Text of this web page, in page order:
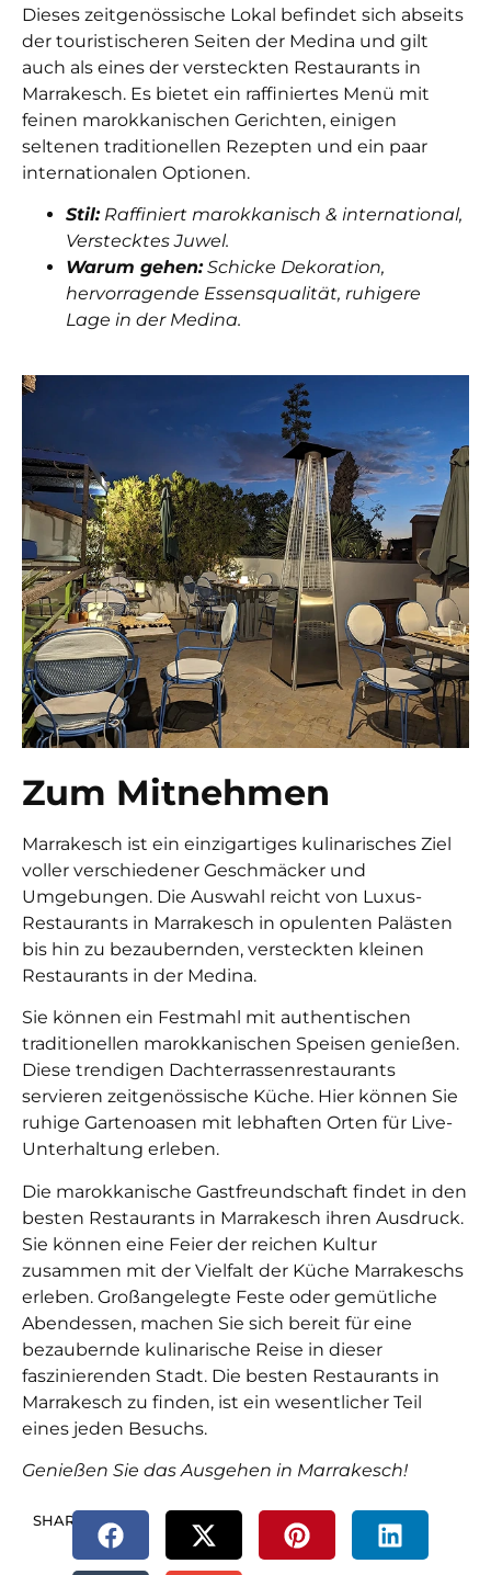
Dieses zeitgenössische Lokal befindet sich abseits
der touristischeren Seiten der Medina und gilt
auch als eines der versteckten Restaurants in
Marrakesch. Es bietet ein raffiniertes Menü mit
feinen marokkanischen Gerichten, einigen
seltenen traditionellen Rezepten und ein paar
internationalen Optionen.
Stil:Raffiniert marokkanisch & international,
Verstecktes Juwel.
Warum gehen:Schicke Dekoration,
hervorragende Essensqualität, ruhigere
Lage in der Medina.
Zum Mitnehmen
Marrakesch ist ein einzigartiges kulinarisches Ziel
voller verschiedener Geschmäcker und
Umgebungen. Die Auswahl reicht von Luxus-
Restaurants in Marrakesch in opulenten Palästen
bis hin zu bezaubernden, versteckten kleinen
Restaurants in der Medina.
Sie können ein Festmahl mit authentischen
traditionellen marokkanischen Speisen genießen.
Diese trendigen Dachterrassenrestaurants
servieren zeitgenössische Küche. Hier können Sie
ruhige Gartenoasen mit lebhaften Orten für Live-
Unterhaltung erleben.
Die marokkanische Gastfreundschaft findet in den
besten Restaurants in Marrakesch ihren Ausdruck.
Sie können eine Feier der reichen Kultur
zusammen mit der Vielfalt der Küche Marrakeschs
erleben. Großangelegte Feste oder gemütliche
Abendessen, machen Sie sich bereit für eine
bezaubernde kulinarische Reise in dieser
faszinierenden Stadt. Die besten Restaurants in
Marrakesch zu finden, ist ein wesentlicher Teil
eines jeden Besuchs.
Genießen Sie das Ausgehen in Marrakesch!
SHARE.